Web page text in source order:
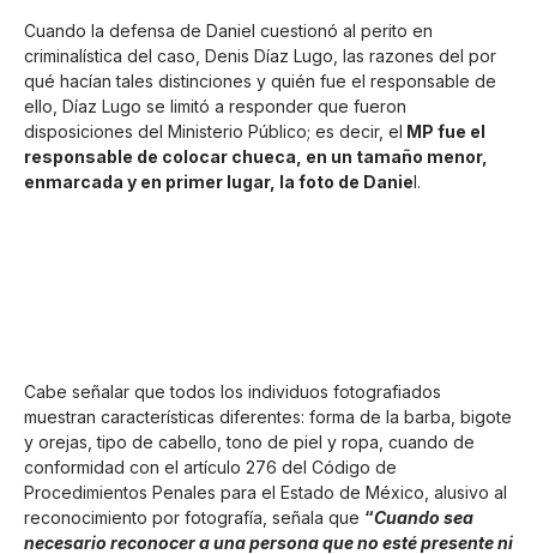
Cuando la defensa de Daniel cuestionó al perito en
criminalística del caso, Denis Díaz Lugo, las razones del por
qué hacían tales distinciones y quién fue el responsable de
ello, Díaz Lugo se limitó a responder que fueron
disposiciones del Ministerio Público; es decir, el MP fue el
responsable de colocar chueca, en un tamaño menor,
enmarcada y en primer lugar, la foto de Daniel.
Cabe señalar que todos los individuos fotografiados
muestran características diferentes: forma de la barba, bigote
y orejas, tipo de cabello, tono de piel y ropa, cuando de
conformidad con el artículo 276 del Código de
Procedimientos Penales para el Estado de México, alusivo al
reconocimiento por fotografía, señala que “Cuando sea
necesario reconocer a una persona que no esté presente ni